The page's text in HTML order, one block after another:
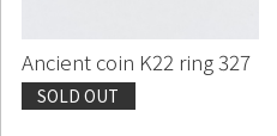
Ancient coin K22 ring 327
SOLD OUT